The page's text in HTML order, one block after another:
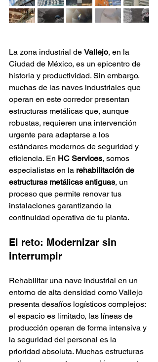
La zona industrial de Vallejo, en la
Ciudad de México, es un epicentro de
historia y productividad. Sin embargo,
muchas de las naves industriales que
operan en este corredor presentan
estructuras metálicas que, aunque
robustas, requieren una intervención
urgente para adaptarse a los
estándares modernos de seguridad y
eficiencia. En HC Services, somos
especialistas en la rehabilitación de
estructuras metálicas antiguas, un
proceso que permite renovar tus
instalaciones garantizando la
continuidad operativa de tu planta.
El reto: Modernizar sin
interrumpir
Rehabilitar una nave industrial en un
entorno de alta densidad como Vallejo
presenta desafíos logísticos complejos:
el espacio es limitado, las líneas de
producción operan de forma intensiva y
la seguridad del personal es la
prioridad absoluta. Muchas estructuras